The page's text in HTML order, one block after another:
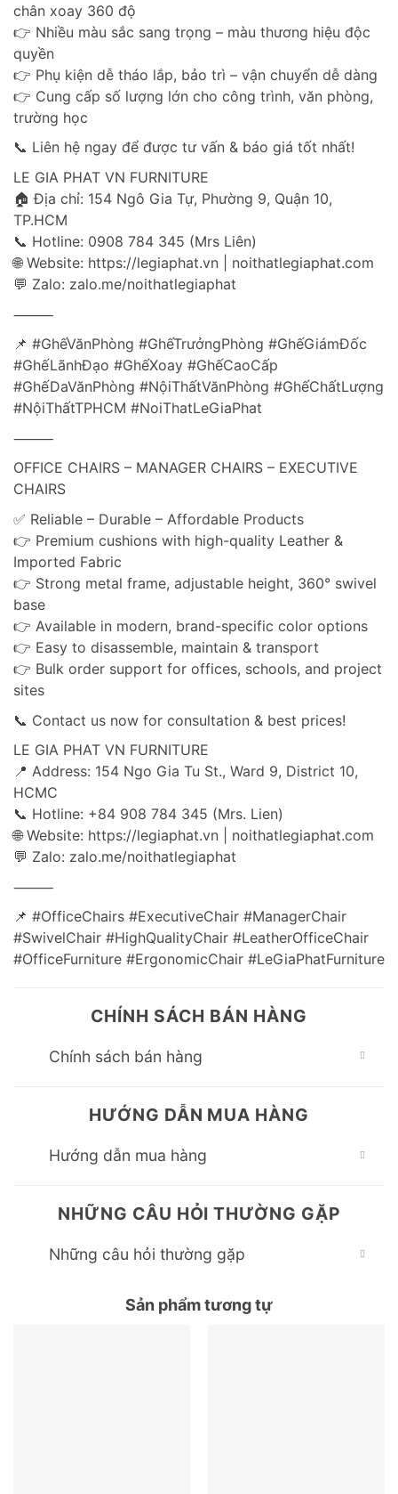
chân xoay 360 độ
👉 Nhiều màu sắc sang trọng – màu thương hiệu độc
quyền
👉 Phụ kiện dễ tháo lắp, bảo trì – vận chuyển dễ dàng
👉 Cung cấp số lượng lớn cho công trình, văn phòng,
trường học
📞 Liên hệ ngay để được tư vấn & báo giá tốt nhất!
LE GIA PHAT VN FURNITURE
🏠 Địa chỉ: 154 Ngô Gia Tự, Phường 9, Quận 10,
TP.HCM
📞 Hotline: 0908 784 345 (Mrs Liên)
🌐 Website: https://legiaphat.vn | noithatlegiaphat.com
💬 Zalo: zalo.me/noithatlegiaphat
⸻
📌 #GhếVănPhòng #GhếTrưởngPhòng #GhếGiámĐốc
#GhếLãnhĐạo #GhếXoay #GhếCaoCấp
#GhếDaVănPhòng #NộiThấtVănPhòng #GhếChấtLượng
#NộiThấtTPHCM #NoiThatLeGiaPhat
⸻
OFFICE CHAIRS – MANAGER CHAIRS – EXECUTIVE
CHAIRS
✅ Reliable – Durable – Affordable Products
👉 Premium cushions with high-quality Leather &
Imported Fabric
👉 Strong metal frame, adjustable height, 360° swivel
base
👉 Available in modern, brand-specific color options
👉 Easy to disassemble, maintain & transport
👉 Bulk order support for offices, schools, and project
sites
📞 Contact us now for consultation & best prices!
LE GIA PHAT VN FURNITURE
📍 Address: 154 Ngo Gia Tu St., Ward 9, District 10,
HCMC
📞 Hotline: +84 908 784 345 (Mrs. Lien)
🌐 Website: https://legiaphat.vn | noithatlegiaphat.com
💬 Zalo: zalo.me/noithatlegiaphat
⸻
📌 #OfficeChairs #ExecutiveChair #ManagerChair
#SwivelChair #HighQualityChair #LeatherOfficeChair
#OfficeFurniture #ErgonomicChair #LeGiaPhatFurniture
CHÍNH SÁCH BÁN HÀNG
Chính sách bán hàng
HƯỚNG DẪN MUA HÀNG
Hướng dẫn mua hàng
NHỮNG CÂU HỎI THƯỜNG GẶP
Những câu hỏi thường gặp
Sản phẩm tương tự